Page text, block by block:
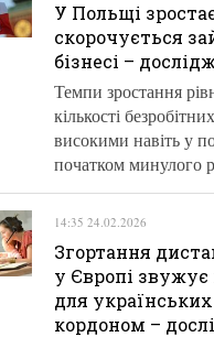
У Польщі
скорочується
бізнесі –
Темпи зростання
кількості
високими навіть у
початком минулого
14:35 24.02.2026
Згортання
у Європі
для українських
кордоном –